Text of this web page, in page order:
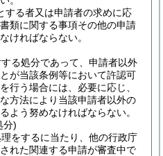
する者又は申請者の求めに応
類に関する事項その他の申請
ければならない。
る処分であって、申請者以外
が当該条例等において許認可
行う場合には、必要に応じ、
方法により当該申請者以外の
よう努めなければならない。
分)
をするに当たり、他の行政庁
れた関連する申請が審査中で